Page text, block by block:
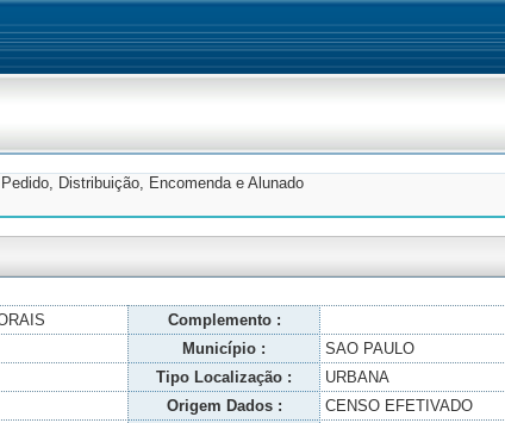
Distribuição, Encomenda e Alunado
Complemento :
Município : SAO PAULO
Tipo Localização : URBANA
Origem Dados : CENSO EFETIVADO